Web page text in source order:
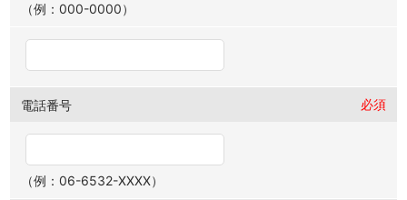
（例：000-0000）
電話番号 必須
（例：06-6532-XXXX）